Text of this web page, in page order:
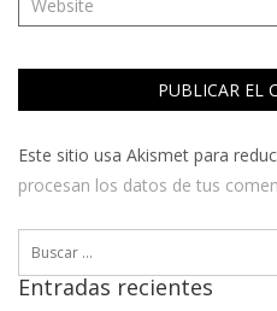
Este sitio usa Akismet para
procesan los datos de tus
Entradas recientes